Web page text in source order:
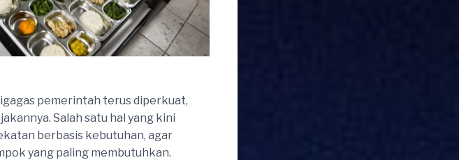
pemerintah terus diperkuat,
Salah satu hal yang kini
berbasis kebutuhan, agar
yang paling membutuhkan.